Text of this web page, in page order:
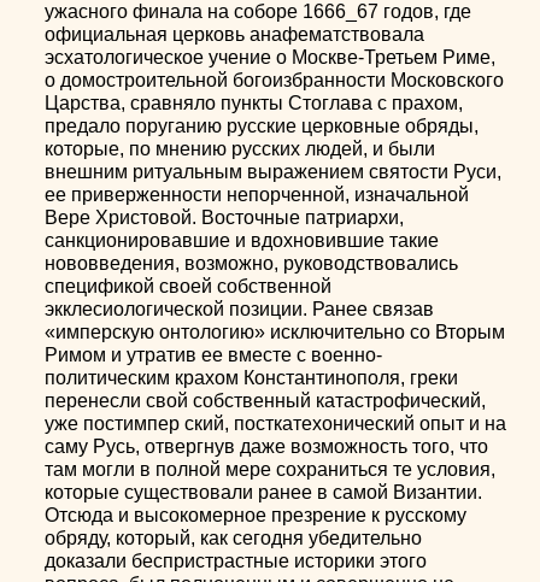
ужасного финала на соборе 1666_67 годов, где
официальная церковь анафематствовала
эсхатологическое учение о Москве-Третьем Риме,
о домостроительной богоизбранности Московского
Царства, сравняло пункты Стоглава с прахом,
предало поруганию русские церковные обряды,
которые, по мнению русских людей, и были
внешним ритуальным выражением святости Руси,
ее приверженности непорченной, изначальной
Вере Христовой. Восточные патриархи,
санкционировавшие и вдохновившие такие
нововведения, возможно, руководствовались
спецификой своей собственной
экклесиологической позиции. Ранее связав
«имперскую онтологию» исключительно со Вторым
Римом и утратив ее вместе с военно-
политическим крахом Константинополя, греки
перенесли свой собственный катастрофический,
уже постимпер ский, посткатехонический опыт и на
саму Русь, отвергнув даже возможность того, что
там могли в полной мере сохраниться те условия,
которые существовали ранее в самой Византии.
Отсюда и высокомерное презрение к русскому
обряду, который, как сегодня убедительно
доказали беспристрастные историки этого